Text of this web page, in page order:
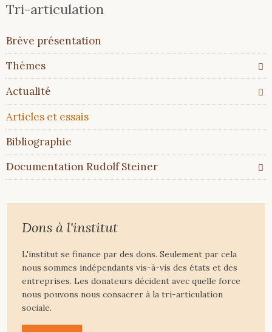
Tri-articulation
Aller
au
contenu
Brève présentation
Thèmes
Actualité
Articles et essais
Bibliographie
Documentation Rudolf Steiner
Dons à l'institut
L'institut se finance par des dons. Seulement par cela
nous sommes indépendants vis-à-vis des états et des
entreprises. Les donateurs décident avec quelle force
nous pouvons nous consacrer à la tri-articulation
sociale.